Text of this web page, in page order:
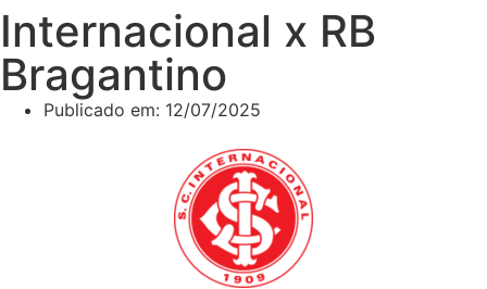
Internacional x RB
Bragantino
Publicado em: 12/07/2025